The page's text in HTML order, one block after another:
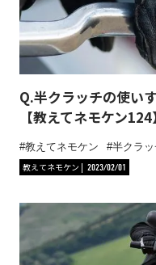
Q.半クラッチの使い
【教えてネモケン124】
教えてネモケン 半クラッ
教えてネモケン
2023/02/01